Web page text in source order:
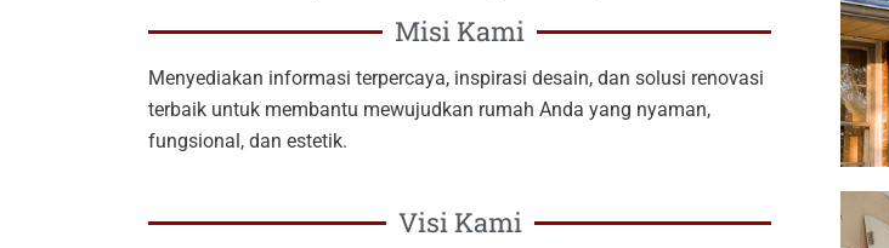
Misi Kami
Menyediakan informasi terpercaya, inspirasi desain, dan solusi renovasi
terbaik untuk membantu mewujudkan rumah Anda yang nyaman,
fungsional, dan estetik.
Visi Kami